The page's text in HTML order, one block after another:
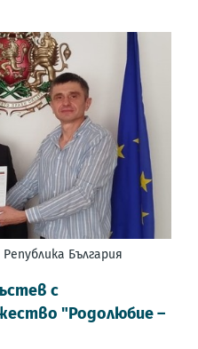
България
с
"Родолюбие –